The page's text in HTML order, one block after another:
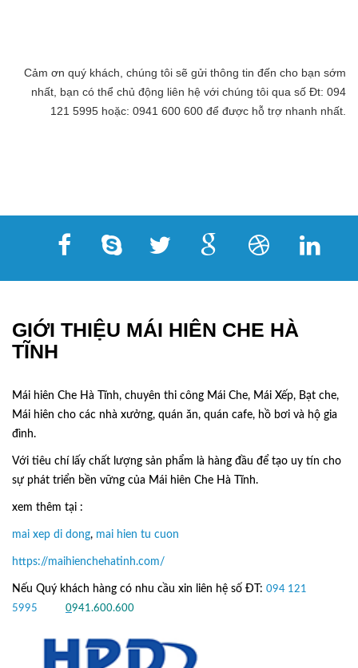
Cảm ơn quý khách, chúng tôi sẽ gửi thông tin đến cho bạn sớm
nhất, bạn có thể chủ động liên hệ với chúng tôi qua số Đt: 094
121 5995 hoặc: 0941 600 600 để được hỗ trợ nhanh nhất.
GIỚI THIỆU MÁI HIÊN CHE HÀ
TĨNH
Mái hiên Che Hà Tĩnh, chuyên thi công Mái Che, Mái Xếp, Bạt che,
Mái hiên cho các nhà xưởng, quán ăn, quán cafe, hồ bơi và hộ gia
đình.
Với tiêu chí lấy chất lượng sản phẩm là hàng đầu để tạo uy tín cho
sự phát triển bền vững của Mái hiên Che Hà Tĩnh.
xem thêm tại :
mai xep di dong, mai hien tu cuon
https://maihienchehatinh.com/
Nếu Quý khách hàng có nhu cầu xin liên hệ số ĐT: 094 121
5995
0941.600.600